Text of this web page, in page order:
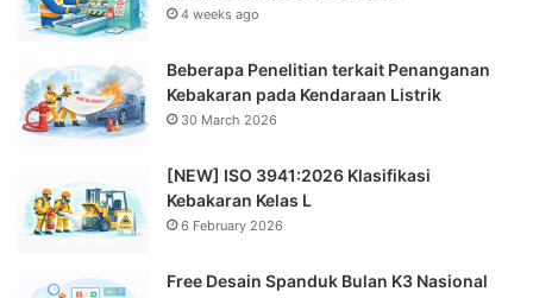
4 weeks ago
Beberapa Penelitian terkait Penanganan
Kebakaran pada Kendaraan Listrik
30 March 2026
[NEW] ISO 3941:2026 Klasifikasi
Kebakaran Kelas L
6 February 2026
Free Desain Spanduk Bulan K3 Nasional